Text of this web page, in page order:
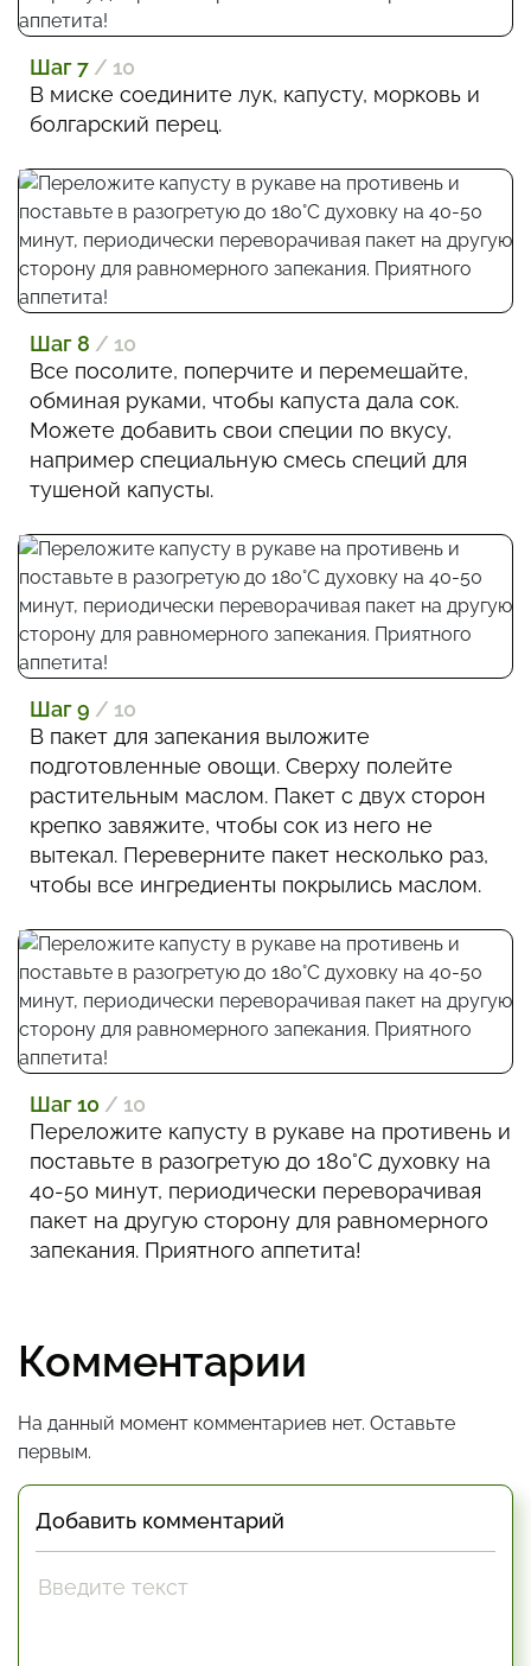
Шаг 7 / 10
В миске соедините лук, капусту, морковь и
болгарский перец.
Шаг 8 / 10
Все посолите, поперчите и перемешайте,
обминая руками, чтобы капуста дала сок.
Можете добавить свои специи по вкусу,
например специальную смесь специй для
тушеной капусты.
Шаг 9 / 10
В пакет для запекания выложите
подготовленные овощи. Сверху полейте
растительным маслом. Пакет с двух сторон
крепко завяжите, чтобы сок из него не
вытекал. Переверните пакет несколько раз,
чтобы все ингредиенты покрылись маслом.
Шаг 10 / 10
Переложите капусту в рукаве на противень и
поставьте в разогретую до 180°С духовку на
40-50 минут, периодически переворачивая
пакет на другую сторону для равномерного
запекания. Приятного аппетита!
Комментарии
На данный момент комментариев нет. Оставьте
первым.
Добавить комментарий